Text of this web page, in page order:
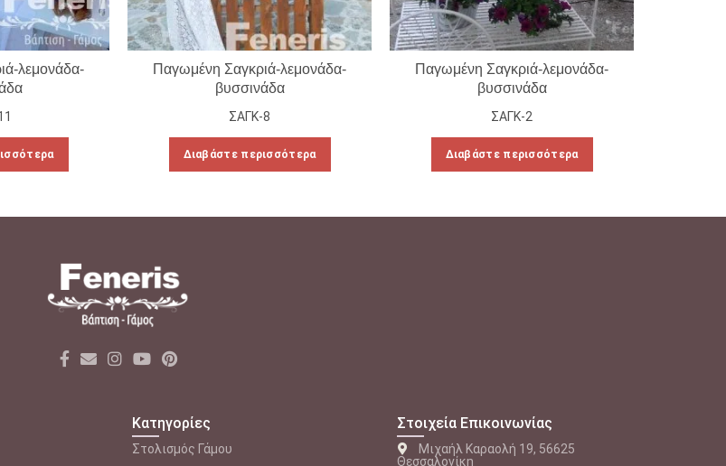
λεμονάδα-
Παγωμένη Σαγκριά-λεμονάδα-
βυσσινάδα
ΣΑΓΚ-8
Διαβάστε περισσότερα
Παγωμένη Σαγκριά-λεμονάδα-
βυσσινάδα
ΣΑΓΚ-2
Διαβάστε περισσότερα
Κατηγορίες
Στολισμός Γάμου
Στοιχεία Επικοινωνίας
Μιχαήλ Καραολή 19, 56625
Θεσσαλονίκη